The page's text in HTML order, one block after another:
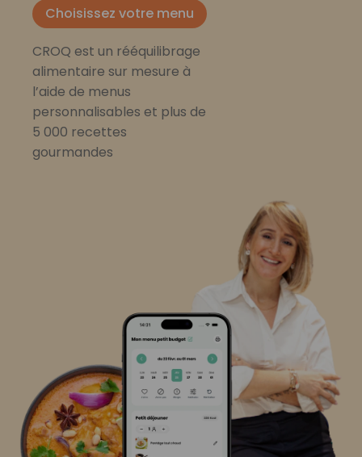
Choisissez votre menu
CROQ est un rééquilibrage
alimentaire sur mesure à
l’aide de menus
personnalisables et plus de
5 000 recettes
gourmandes